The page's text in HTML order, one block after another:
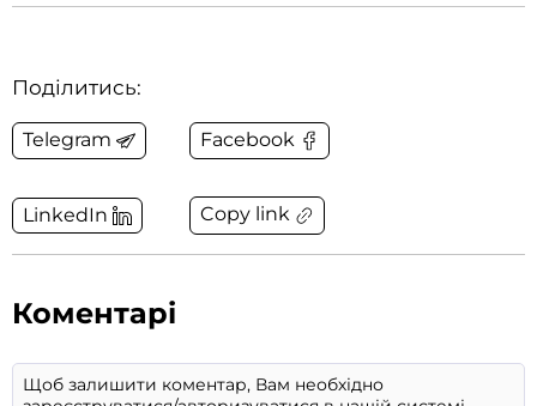
Поділитись:
Telegram Facebook
LinkedIn Copy link
Коментарі